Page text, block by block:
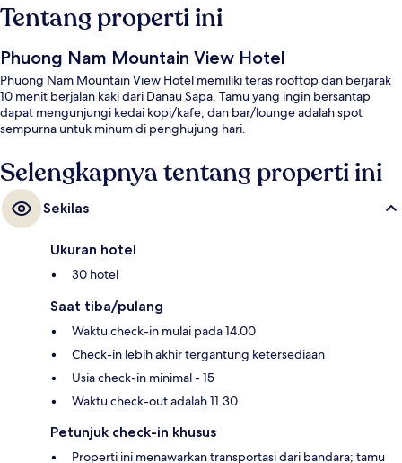
Tentang properti ini
Phuong Nam Mountain View Hotel
Phuong Nam Mountain View Hotel memiliki teras rooftop dan berjarak
10 menit berjalan kaki dari Danau Sapa. Tamu yang ingin bersantap
dapat mengunjungi kedai kopi/kafe, dan bar/lounge adalah spot
sempurna untuk minum di penghujung hari.
Selengkapnya tentang properti ini
Sekilas
Ukuran hotel
30 hotel
Saat tiba/pulang
Waktu check-in mulai pada 14.00
Check-in lebih akhir tergantung ketersediaan
Usia check-in minimal - 15
Waktu check-out adalah 11.30
Petunjuk check-in khusus
Properti ini menawarkan transportasi dari bandara; tamu